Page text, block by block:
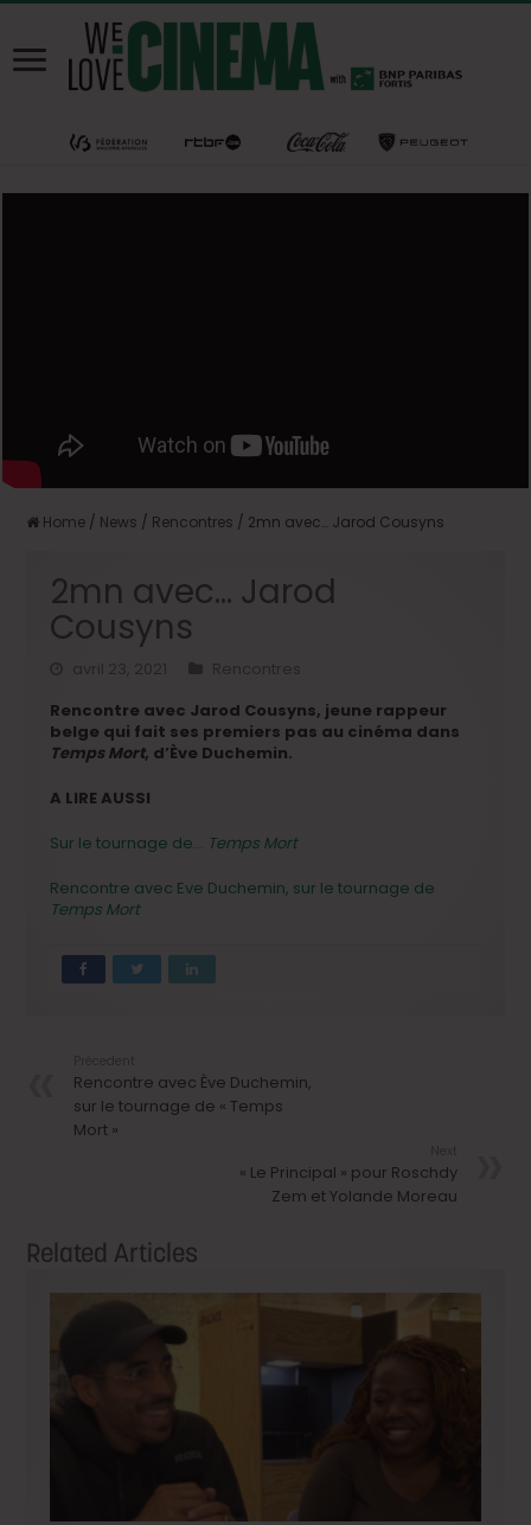
Home / News / Rencontres / 2mn avec… Jarod Cousyns
2mn avec… Jarod
Cousyns
avril 23, 2021
Rencontres
Rencontre avec Jarod Cousyns, jeune rappeur
belge qui fait ses premiers pas au cinéma dans
Temps Mort, d’Ève Duchemin.
A LIRE AUSSI
Sur le tournage de… Temps Mort
Rencontre avec Eve Duchemin, sur le tournage de
Temps Mort
Rencontre avec Ève Duchemin,
sur le tournage de « Temps
Mort »
« Le Principal » pour Roschdy
Zem et Yolande Moreau
Related Articles